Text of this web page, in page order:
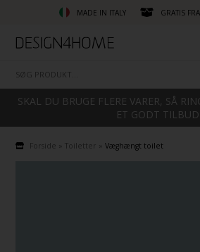
MADE IN ITALY GRATIS
SKAL DU BRUGE FLERE VARER, SÅ
ET GODT TILBUD
Forside Toiletter »Væghængt toilet